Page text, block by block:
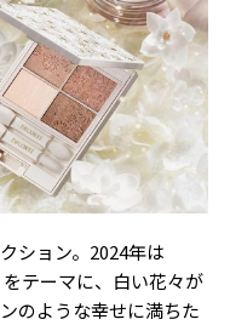
ション。2024年は
テーマに、白い花々が
のような幸せに満ちた